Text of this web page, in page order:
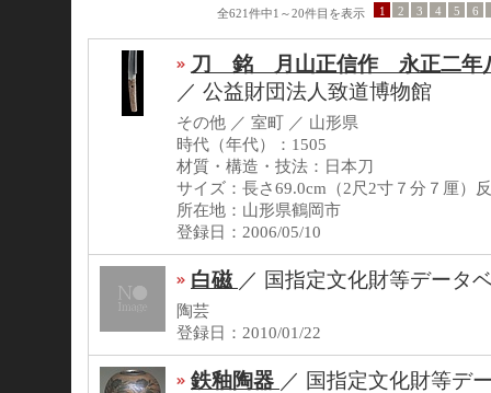
全621件中1～20件目を表示 1 2 3 4 5 6
刀 銘 月山正信作 永正二年
／ 公益財団法人致道博物館
その他 ／ 室町 ／ 山形県
時代（年代）：1505
材質・構造・技法：日本刀
サイズ：長さ69.0cm（2尺2寸７分７厘）
所在地：山形県鶴岡市
登録日：2006/05/10
白磁 ／ 国指定文化財等データ
陶芸
登録日：2010/01/22
鉄釉陶器 ／ 国指定文化財等デ